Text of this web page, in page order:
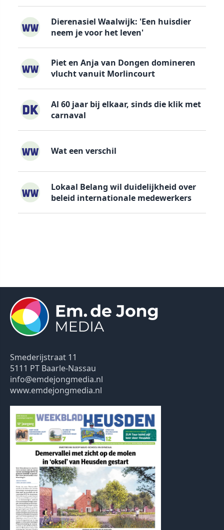
Dierenasiel Waalwijk: 'Een huisdier
neem je voor het leven'
Piet en Anja van Dongen domineren
vlucht vanuit Morlincourt
Al 60 jaar bij elkaar, sinds die klik met
carnaval
Wat een verschil
Lokaal Belang wil duidelijkheid over
beleid internationale medewerkers
Smederijstraat 11
5111 PT Baarle-Nassau
info@emdejongmedia.nl
www.emdejongmedia.nl